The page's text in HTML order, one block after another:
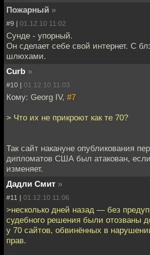
Пожарный »
#9 | 01.12.10 11:02
Сунде - упорный.
Он сделает себе свой интернет. С
шлюхами.
Curb »
#10 | 01.12.10 11:03
Кому: Georg IV, #7
> Что их не прикроют как те 70?
Так сайт накануне опубликования
дипломатов США был атакован,
изменяет.
Дадли Смит »
#11 | 01.12.10 11:06
>несколько дней назад — без
судебного решения были отозваны
у 70 сайтов, обвинённых в
прав.